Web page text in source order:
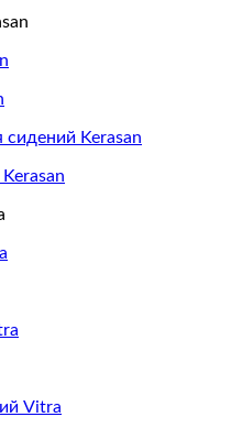
Kerasan
Vitra